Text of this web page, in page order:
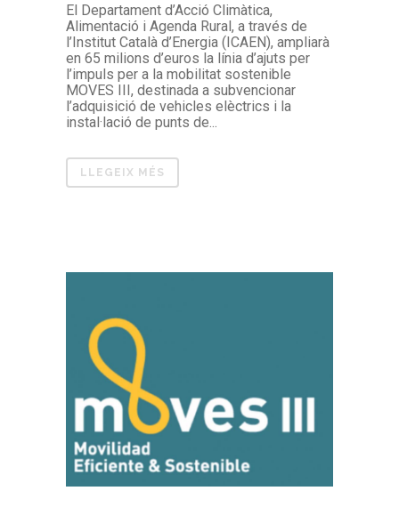
El Departament d’Acció Climàtica,
Alimentació i Agenda Rural, a través de
l’Institut Català d’Energia (ICAEN), ampliarà
en 65 milions d’euros la línia d’ajuts per
l’impuls per a la mobilitat sostenible
MOVES III, destinada a subvencionar
l’adquisició de vehicles elèctrics i la
instal·lació de punts de...
LLEGEIX MÉS